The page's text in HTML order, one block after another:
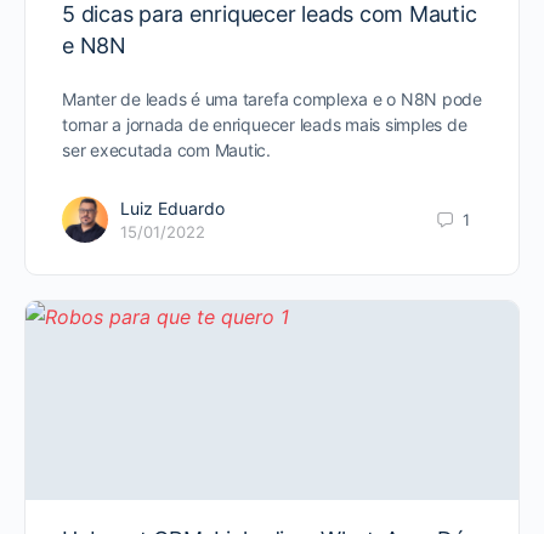
5 dicas para enriquecer leads com Mautic
e N8N
Manter de leads é uma tarefa complexa e o N8N pode
tornar a jornada de enriquecer leads mais simples de
ser executada com Mautic.
Luiz Eduardo
15/01/2022
1